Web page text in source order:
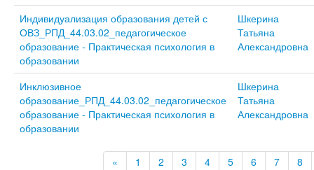
Индивидуализация образования детей с
ОВЗ_РПД_44.03.02_педагогическое
образование - Практическая психология в
образовании
Шкерина
Татьяна
Александровна
Инклюзивное
образование_РПД_44.03.02_педагогическое
образование - Практическая психология в
образовании
Шкерина
Татьяна
Александровна
« 1 2 3 4 5 6 7 8